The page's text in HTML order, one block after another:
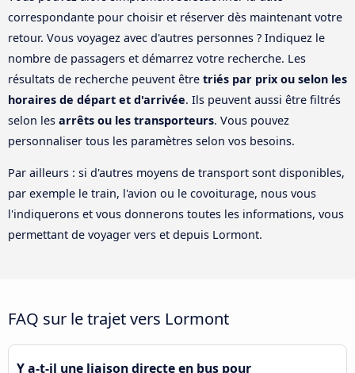
correspondante pour choisir et réserver dès maintenant votre
retour. Vous voyagez avec d'autres personnes ? Indiquez le
nombre de passagers et démarrez votre recherche. Les
résultats de recherche peuvent être triés par prix ou selon les
horaires de départ et d'arrivée. Ils peuvent aussi être filtrés
selon les arrêts ou les transporteurs. Vous pouvez
personnaliser tous les paramètres selon vos besoins.
Par ailleurs : si d'autres moyens de transport sont disponibles,
par exemple le train, l'avion ou le covoiturage, nous vous
l'indiquerons et vous donnerons toutes les informations, vous
permettant de voyager vers et depuis Lormont.
FAQ sur le trajet vers Lormont
Y a-t-il une liaison directe en bus pour